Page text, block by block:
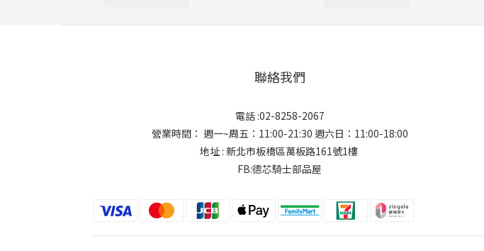
聯絡我們
電話 :02-8258-2067
營業時間： 週一~周五：11:00-21:30 週六日：11:00-18:00
地址 : 新北市板橋區萬板路161號1樓
FB:德芯騎士部品屋